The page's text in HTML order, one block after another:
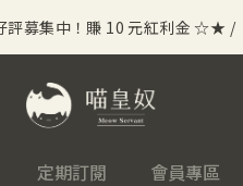
募集中！賺 10 元紅利金 ☆★ /
⁘ 新會員贈 50 元紅利金
定期訂閱 會員專區